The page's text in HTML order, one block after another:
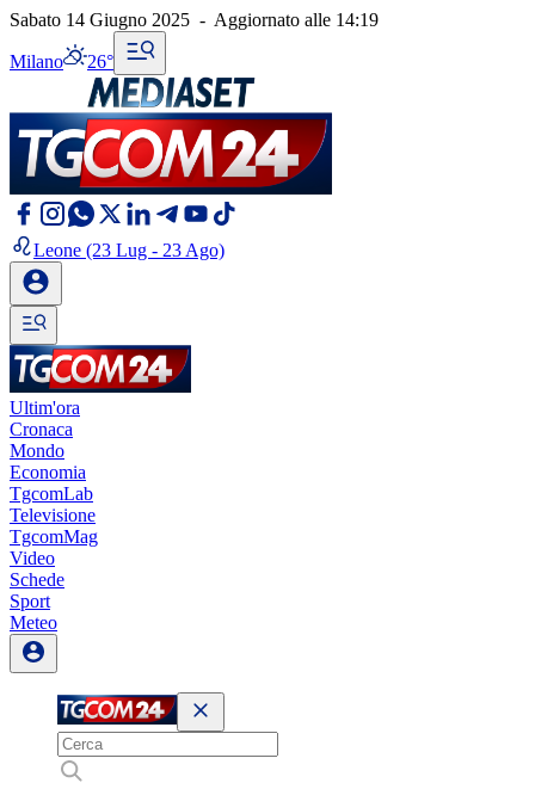
Sabato 14 Giugno 2025 - Aggiornato alle 14:19
Milano 26°
Leone (23 Lug - 23 Ago)
Ultim'ora
Cronaca
Mondo
Economia
TgcomLab
Televisione
TgcomMag
Video
Schede
Sport
Meteo